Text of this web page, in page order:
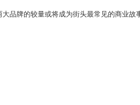
品牌的较量或将成为街头最常见的商业故